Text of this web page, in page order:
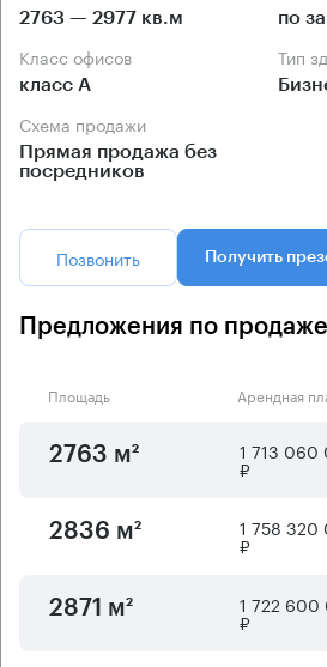
2763 — 2977 кв.м по
Класс офисов
класс А
Тип
Схема продажи
Прямая продажа без
посредников
Позвонить Получить
Предложения по
Площадь Арендная
2763 м² 1 713
₽
2836 м² 1 758
₽
2871 м² 1 722
₽